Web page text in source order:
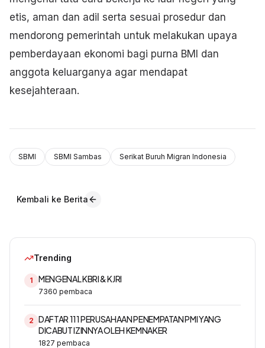
etis, aman dan adil serta sesuai prosedur dan
mendorong pemerintah untuk melakukan upaya
pemberdayaan ekonomi bagi purna BMI dan
anggota keluarganya agar mendapat
kesejahteraan.
SBMI SBMI Sambas Serikat Buruh Migran Indonesia
Kembali ke Berita
Trending
1 MENGENAL KBRI & KJRI
7360 pembaca
2 DAFTAR 111 PERUSAHAAN PENEMPATAN PMI YANG
DICABUT IZINNYA OLEH KEMNAKER
1827 pembaca